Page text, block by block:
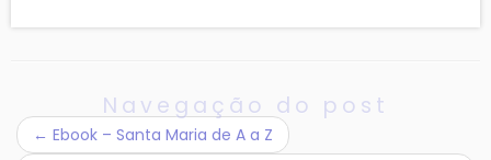
Navegação do post
← Ebook – Santa Maria de A a Z